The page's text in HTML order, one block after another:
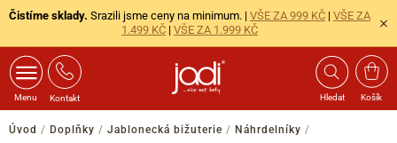
Čistíme sklady. Srazili jsme ceny na minimum. | VŠE ZA 999 KČ | VŠE ZA
1.499 KČ | VŠE ZA 1.999 KČ
Menu Kontakt Hledat Košík
Úvod / Doplňky / Jablonecká bižuterie / Náhrdelníky /